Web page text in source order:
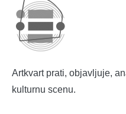
Artkvart prati, objavljuje,
kulturnu scenu.